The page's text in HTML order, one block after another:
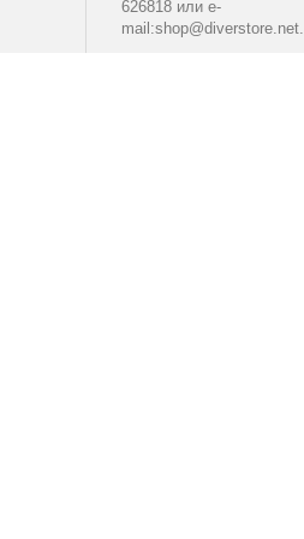
626818 или e-
mail:shop@diverstore.net.